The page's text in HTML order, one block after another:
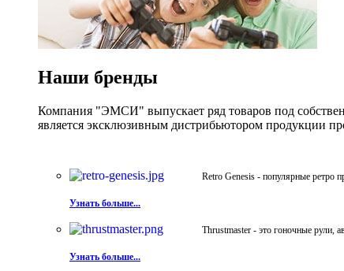
Наши бренды
Компания "ЭМСИ" выпускает ряд товаров под
является эксклюзивным дистрибьютором продукции
Retro Genesis - популярные ретро
Узнать больше...
Thrustmaster - это гоночные рули,
Узнать больше...